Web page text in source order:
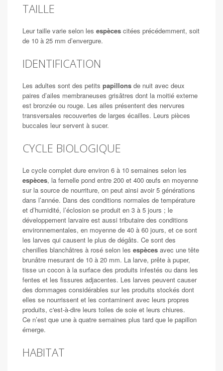
TAILLE
Leur taille varie selon les espèces citées précédemment, soit
de 10 à 25 mm d’envergure.
IDENTIFICATION
Les adultes sont des petits papillons de nuit avec deux
paires d’ailes membraneuses grisâtres dont la moitié externe
est bronzée ou rouge. Les ailes présentent des nervures
transversales recouvertes de larges écailles. Leurs pièces
buccales leur servent à sucer.
CYCLE BIOLOGIQUE
Le cycle complet dure environ 6 à 10 semaines selon les
espèces, la femelle pond entre 200 et 400 œufs en moyenne
sur la source de nourriture, on peut ainsi avoir 5 générations
dans l’année. Dans des conditions normales de température
et d’humidité, l’éclosion se produit en 3 à 5 jours ; le
développement larvaire est aussi tributaire des conditions
environnementales, en moyenne de 40 à 60 jours, et ce sont
les larves qui causent le plus de dégâts. Ce sont des
chenilles blanchâtres à rosé selon les espèces avec une tête
brunâtre mesurant de 10 à 20 mm. La larve, prête à puper,
tisse un cocon à la surface des produits infestés ou dans les
fentes et les fissures adjacentes. Les larves peuvent causer
des dommages considérables sur les produits stockés dont
elles se nourrissent et les contaminent avec leurs propres
produits, c'est-à-dire leurs toiles de soie et leurs chiures.
Ce n’est que une à quatre semaines plus tard que le papillon
émerge.
HABITAT